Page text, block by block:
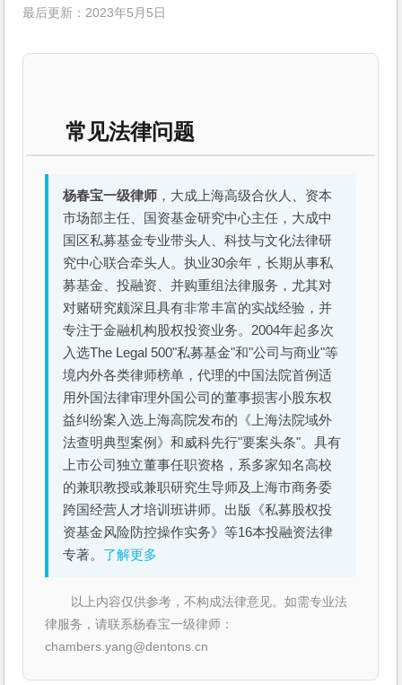
最后更新：2023年5月5日
常见法律问题
杨春宝一级律师 ，大成上海高级合伙人、资本
市场部主任、国资基金研究中心主任，大成中
国区私募基金专业带头人、科技与文化法律研
究中心联合牵头人。执业30余年，长期从事私
募基金、投融资、并购重组法律服务，尤其对
对赌研究颇深且具有非常丰富的实战经验，并
专注于金融机构股权投资业务。2004年起多次
入选The Legal 500"私募基金"和"公司与商业"等
境内外各类律师榜单，代理的中国法院首例适
用外国法律审理外国公司的董事损害小股东权
益纠纷案入选上海高院发布的《上海法院域外
法查明典型案例》和威科先行"要案头条"。具有
上市公司独立董事任职资格，系多家知名高校
的兼职教授或兼职研究生导师及上海市商务委
跨国经营人才培训班讲师。出版《私募股权投
资基金风险防控操作实务》等16本投融资法律
专著。 了解更多
以上内容仅供参考，不构成法律意见。如需专业法
律服务，请联系杨春宝一级律师：
chambers.yang@dentons.cn